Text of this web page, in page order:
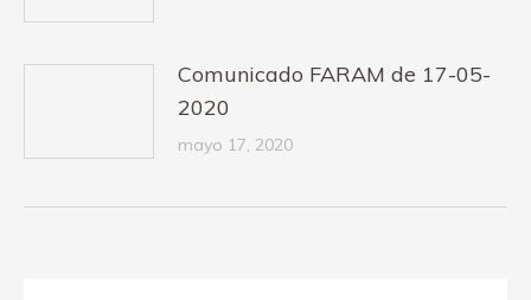
Comunicado FARAM de 17-05-
2020
mayo 17, 2020